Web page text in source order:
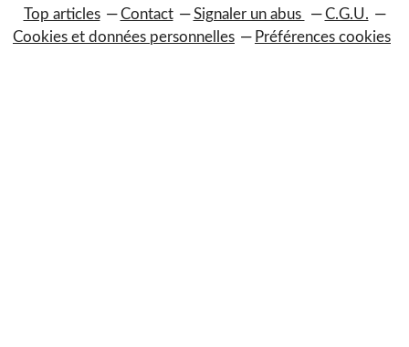
Top articles
Contact Signaler un abus
C.G.U.
Cookies et données personnelles
Préférences cookies